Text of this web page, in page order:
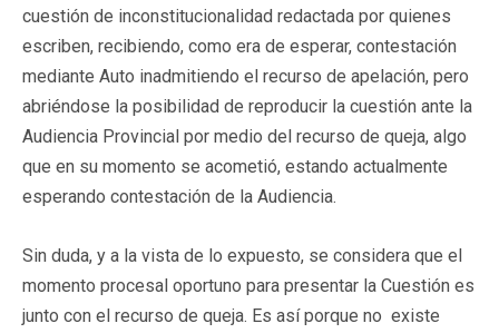
cuestión de inconstitucionalidad redactada por quienes
escriben, recibiendo, como era de esperar, contestación
mediante Auto inadmitiendo el recurso de apelación, pero
abriéndose la posibilidad de reproducir la cuestión ante la
Audiencia Provincial por medio del recurso de queja, algo
que en su momento se acometió, estando actualmente
esperando contestación de la Audiencia.
Sin duda, y a la vista de lo expuesto, se considera que el
momento procesal oportuno para presentar la Cuestión es
junto con el recurso de queja. Es así porque no existe